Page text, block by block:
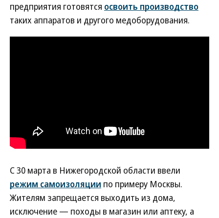
предприятия готовятся освоить производство
таких аппаратов и другого медоборудования.
С 30 марта в Нижегородской области ввели
режим самоизоляции по примеру Москвы.
Жителям запрещается выходить из дома,
исключение — походы в магазин или аптеку, а